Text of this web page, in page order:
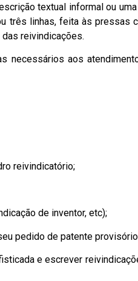
textual informal ou
três linhas, feita às pressas
reivindicações.
necessários aos
reivindicatório;
de inventor, etc);
pedido de patente
e escrever